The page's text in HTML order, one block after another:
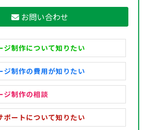
お問い合わせ
ジ制作について知りたい
ジ制作の費用が知りたい
ジ制作の相談
ポートについて知りたい